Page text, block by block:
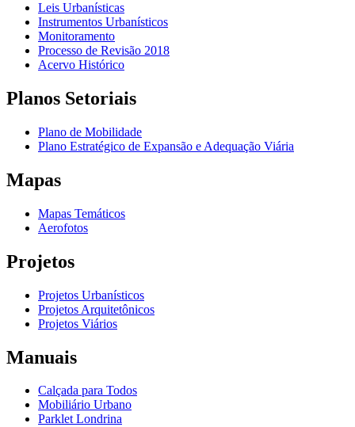
Leis Urbanísticas
Instrumentos Urbanísticos
Monitoramento
Processo de Revisão 2018
Acervo Histórico
Planos Setoriais
Plano de Mobilidade
Plano Estratégico de Expansão e Adequação Viária
Mapas
Mapas Temáticos
Aerofotos
Projetos
Projetos Urbanísticos
Projetos Arquitetônicos
Projetos Viários
Manuais
Calçada para Todos
Mobiliário Urbano
Parklet Londrina